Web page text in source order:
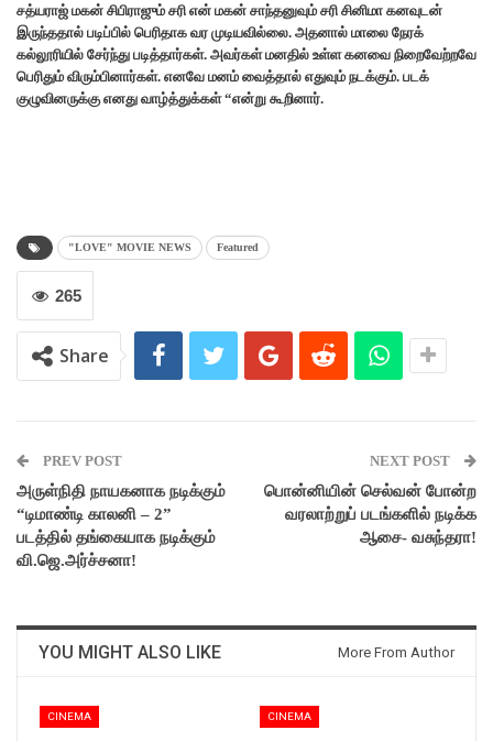
சத்யராஜ் மகன் சிபிராஜும் சரி என் மகன் சாந்தனுவும் சரி சினிமா கனவுடன்
இருந்ததால் படிப்பில் பெரிதாக வர முடியவில்லை. அதனால் மாலை நேரக்
கல்லூரியில் சேர்ந்து படித்தார்கள். அவர்கள் மனதில் உள்ள கனவை நிறைவேற்றவே
பெரிதும் விரும்பினார்கள். எனவே மனம் வைத்தால் எதுவும் நடக்கும். படக்
குழுவினருக்கு எனது வாழ்த்துக்கள் “என்று கூறினார்.
"LOVE" MOVIE NEWS Featured
265
Share
PREV POST
அருள்நிதி நாயகனாக நடிக்கும்
“டிமாண்டி காலனி – 2”
படத்தில் தங்கையாக நடிக்கும்
வி.ஜெ.அர்ச்சனா!
NEXT POST
பொன்னியின் செல்வன் போன்ற
வரலாற்றுப் படங்களில் நடிக்க
ஆசை- வசுந்தரா!
YOU MIGHT ALSO LIKE More From Author
CINEMA CINEMA